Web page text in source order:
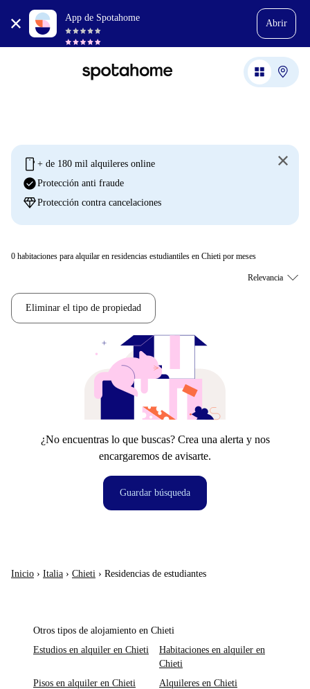
App de Spotahome
Abrir
mobile + de 180 mil alquileres online
check_circleProtección anti fraude
diamondProtección contra cancelaciones
0 habitaciones para alquilar en residencias estudiantiles en Chieti por meses
Eliminar el tipo de propiedad
¿No encuentras lo que buscas? Crea una alerta y nos
encargaremos de avisarte.
Guardar búsqueda
Inicio › Italia › Chieti › Residencias de estudiantes
Otros tipos de alojamiento en Chieti
Estudios en alquiler en Chieti
Habitaciones en alquiler en
Chieti
Pisos en alquiler en Chieti
Alquileres en Chieti